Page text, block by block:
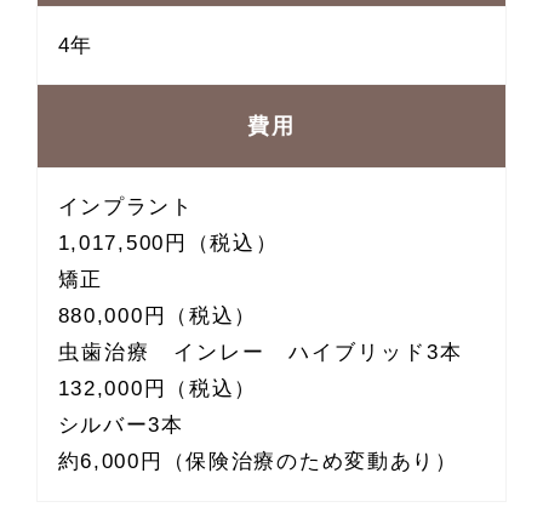
4年
費用
インプラント
1,017,500円（税込）
矯正
880,000円（税込）
虫歯治療 インレー ハイブリッド3本
132,000円（税込）
シルバー3本
約6,000円（保険治療のため変動あり）